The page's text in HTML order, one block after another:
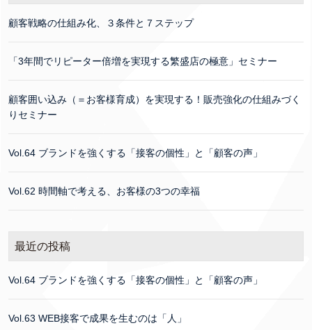
顧客戦略の仕組み化、３条件と７ステップ
「3年間でリピーター倍増を実現する繁盛店の極意」セミナー
顧客囲い込み（＝お客様育成）を実現する！販売強化の仕組みづく
りセミナー
Vol.64 ブランドを強くする「接客の個性」と「顧客の声」
Vol.62 時間軸で考える、お客様の3つの幸福
最近の投稿
Vol.64 ブランドを強くする「接客の個性」と「顧客の声」
Vol.63 WEB接客で成果を生むのは「人」